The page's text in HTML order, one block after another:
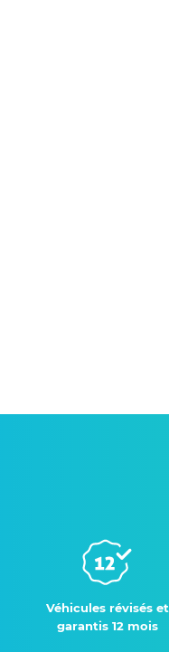
Véhicules révisés et
garantis 12 mois